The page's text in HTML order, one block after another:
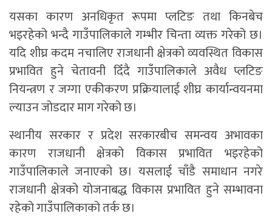
यसका कारण अनधिकृत रूपमा प्लटिङ तथा किनबेच
भइरहेको भन्दै गाउँपालिकाले गम्भीर चिन्ता व्यक्त गरेको छ।
यदि शीघ्र कदम नचालिए राजधानी क्षेत्रको व्यवस्थित विकास
प्रभावित हुने चेतावनी दिँदै गाउँपालिकाले अवैध प्लटिङ
नियन्त्रण र जग्गा एकीकरण प्रक्रियालाई शीघ्र कार्यान्वयनमा
ल्याउन जोडदार माग गरेको छ।
स्थानीय सरकार र प्रदेश सरकारबीच समन्वय अभावका
कारण राजधानी क्षेत्रको विकास प्रभावित भइरहेको
गाउँपालिकाले जनाएको छ। यसलाई चाँडै समाधान नगरे
राजधानी क्षेत्रको योजनाबद्ध विकास प्रभावित हुने सम्भावना
रहेको गाउँपालिकाको तर्क छ।